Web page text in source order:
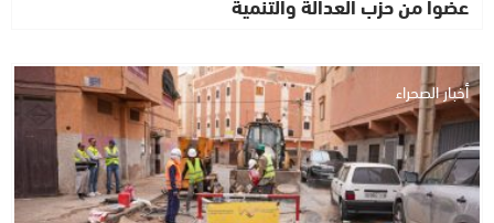
أخبار الصحراء